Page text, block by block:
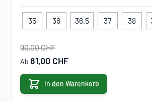
35 36 36.5 37 38
90,00 CHF
Ab 81,00 CHF
In den Warenkorb